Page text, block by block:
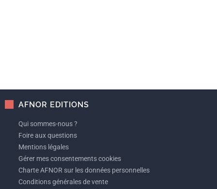
AFNOR EDITIONS
Qui sommes-nous ?
Foire aux questions
Mentions légales
Gérer mes consentements cookies
Charte AFNOR sur les données personnelles
Conditions générales de vente